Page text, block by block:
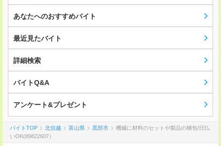
あなたへのおすすめバイト
最近見たバイト
詳細検索
バイトQ&A
アンケート&プレゼント
バイトTOP 北信越 富山県 黒部市
機械に材料のセットや製品の梱包/日払
いOK(89822607）